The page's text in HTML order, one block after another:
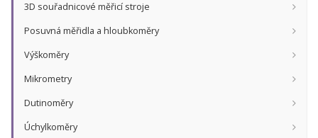
3D souřadnicové měřicí stroje
Posuvná měřidla a hloubkoměry
Výškoměry
Mikrometry
Dutinoměry
Úchylkoměry